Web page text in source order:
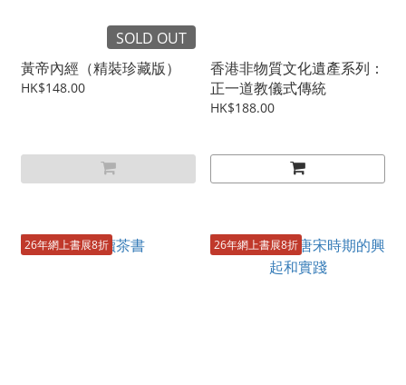
SOLD OUT
黃帝內經（精裝珍藏版）
HK$148.00
香港非物質文化遺產系列：
正一道教儀式傳統
HK$188.00
26年網上書展8折 26年網上書展8折